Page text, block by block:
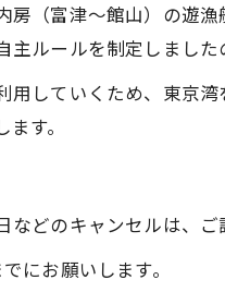
房（富津～館山）の遊
ルールを制定しました
用していくため、東京
す。
などのキャンセルは、
にお願いします。